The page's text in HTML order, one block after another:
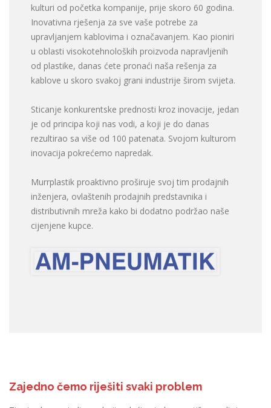
kulturi od početka kompanije, prije skoro 60 godina.
Inovativna rješenja za sve vaše potrebe za
upravljanjem kablovima i označavanjem. Kao pioniri
u oblasti visokotehnoloških proizvoda napravljenih
od plastike, danas ćete pronaći naša rešenja za
kablove u skoro svakoj grani industrije širom svijeta.
Sticanje konkurentske prednosti kroz inovacije, jedan
je od principa koji nas vodi, a koji je do danas
rezultirao sa više od 100 patenata. Svojom kulturom
inovacija pokrećemo napredak.
Murrplastik proaktivno proširuje svoj tim prodajnih
inženjera, ovlaštenih prodajnih predstavnika i
distributivnih mreža kako bi dodatno podržao naše
cijenjene kupce.
Zajedno čemo riješiti svaki problem